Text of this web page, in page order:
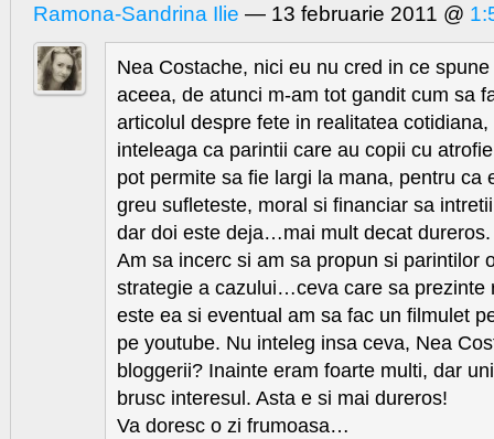
Ramona-Sandrina Ilie — 13 februarie 2011 @
Nea Costache, nici eu nu cred in ce
aceea, de atunci m-am tot gandit cum sa
articolul despre fete in realitatea
inteleaga ca parintii care au copii cu
pot permite sa fie largi la mana, pentru ca
greu sufleteste, moral si financiar sa
dar doi este deja…mai mult decat dureros.
Am sa incerc si am sa propun si parintilor
strategie a cazului…ceva care sa prezinte
este ea si eventual am sa fac un filmulet
pe youtube. Nu inteleg insa ceva, Nea
bloggerii? Inainte eram foarte multi, dar
brusc interesul. Asta e si mai dureros!
Va doresc o zi frumoasa…